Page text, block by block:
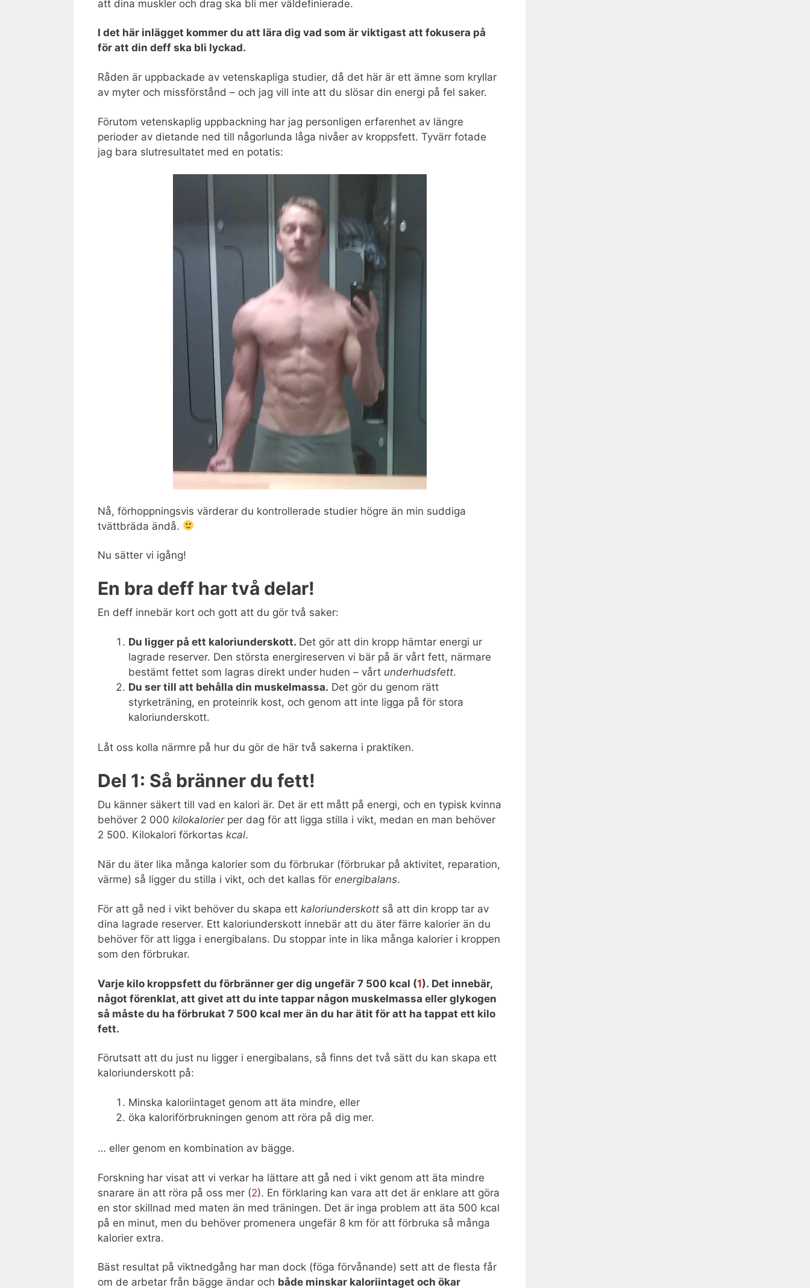
att dina muskler och drag ska bli mer väldefinierade.
I det här inlägget kommer du att lära dig vad som är viktigast att fokusera på
för att din deff ska bli lyckad.
Råden är uppbackade av vetenskapliga studier, då det här är ett ämne som kryllar
av myter och missförstånd – och jag vill inte att du slösar din energi på fel saker.
Förutom vetenskaplig uppbackning har jag personligen erfarenhet av längre
perioder av dietande ned till någorlunda låga nivåer av kroppsfett. Tyvärr fotade
jag bara slutresultatet med en potatis:
Nå, förhoppningsvis värderar du kontrollerade studier högre än min suddiga
tvättbräda ändå.
Nu sätter vi igång!
En bra deff har två delar!
En deff innebär kort och gott att du gör två saker:
Du ligger på ett kaloriunderskott. Det gör att din kropp hämtar energi ur
lagrade reserver. Den största energireserven vi bär på är vårt fett, närmare
bestämt fettet som lagras direkt under huden – vårt underhudsfett.
Du ser till att behålla din muskelmassa. Det gör du genom rätt
styrketräning, en proteinrik kost, och genom att inte ligga på för stora
kaloriunderskott.
Låt oss kolla närmre på hur du gör de här två sakerna i praktiken.
Del 1: Så bränner du fett!
Du känner säkert till vad en kalori är. Det är ett mått på energi, och en typisk kvinna
behöver 2 000 kilokalorier per dag för att ligga stilla i vikt, medan en man behöver
2 500. Kilokalori förkortas kcal.
När du äter lika många kalorier som du förbrukar (förbrukar på aktivitet, reparation,
värme) så ligger du stilla i vikt, och det kallas för energibalans.
För att gå ned i vikt behöver du skapa ett kaloriunderskott så att din kropp tar av
dina lagrade reserver. Ett kaloriunderskott innebär att du äter färre kalorier än du
behöver för att ligga i energibalans. Du stoppar inte in lika många kalorier i kroppen
som den förbrukar.
Varje kilo kroppsfett du förbränner ger dig ungefär 7 500 kcal (1). Det innebär,
något förenklat, att givet att du inte tappar någon muskelmassa eller glykogen
så måste du ha förbrukat 7 500 kcal mer än du har ätit för att ha tappat ett kilo
fett.
Förutsatt att du just nu ligger i energibalans, så finns det två sätt du kan skapa ett
kaloriunderskott på:
Minska kaloriintaget genom att äta mindre, eller
öka kaloriförbrukningen genom att röra på dig mer.
… eller genom en kombination av bägge.
Forskning har visat att vi verkar ha lättare att gå ned i vikt genom att äta mindre
snarare än att röra på oss mer (2). En förklaring kan vara att det är enklare att göra
en stor skillnad med maten än med träningen. Det är inga problem att äta 500 kcal
på en minut, men du behöver promenera ungefär 8 km för att förbruka så många
kalorier extra.
Bäst resultat på viktnedgång har man dock (föga förvånande) sett att de flesta får
om de arbetar från bägge ändar och både minskar kaloriintaget och ökar